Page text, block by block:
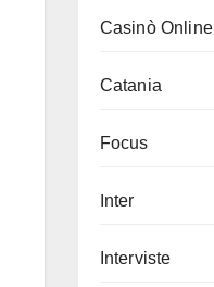
Casinò Online
Catania
Focus
Inter
Interviste